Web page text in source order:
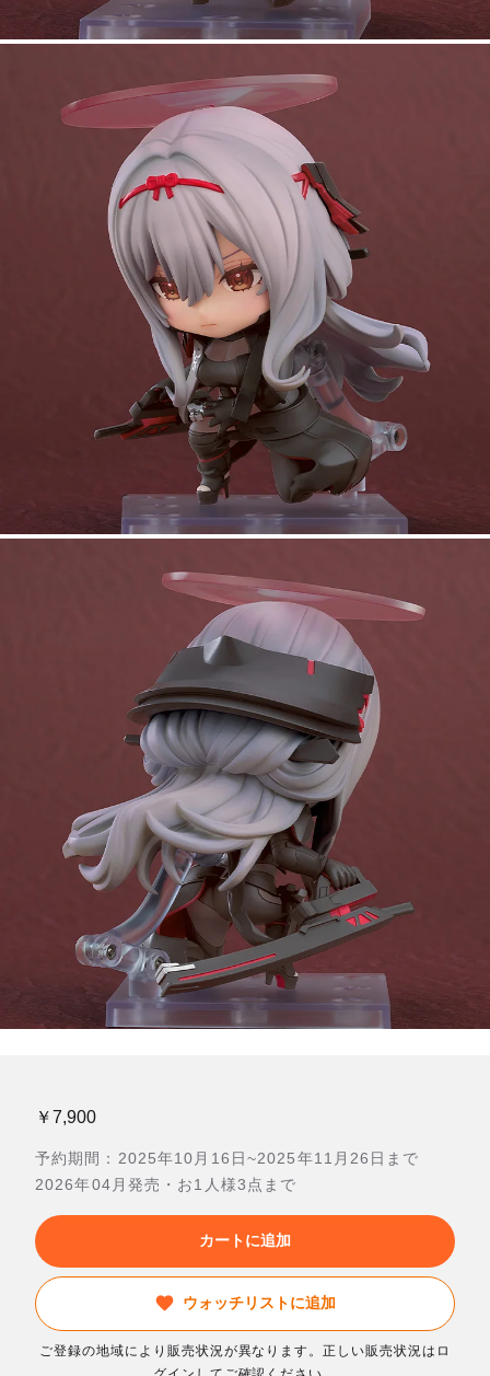
￥7,900
予約期間：2025年10月16日~2025年11月26日まで
2026年04月発売・お1人様3点まで
カートに追加
ウォッチリストに追加
ご登録の地域により販売状況が異なります。正しい販売状況はロ